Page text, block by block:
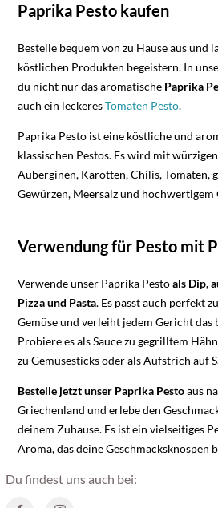
Paprika Pesto kaufen
Bestelle bequem von zu Hause aus und
köstlichen Produkten begeistern. In
du nicht nur das aromatische Paprika
auch ein leckeresTomaten Pesto.
Paprika Pesto ist eine köstliche und
klassischen Pestos. Es wird mit
Auberginen, Karotten, Chilis, Tomaten,
Gewürzen, Meersalz und
Verwendung für Pesto mit
Verwende unser Paprika Pestoals Dip,
Pizza und Pasta. Es passt auch perfekt
Gemüse und verleiht jedem Gericht das
Probiere es als Sauce zu gegrilltem
zu Gemüsesticks oder als Aufstrich auf
Bestelle jetzt unser Paprika Pestoaus
Griechenland und erlebe den
deinem Zuhause. Es ist ein vielseitiges
Aroma, das deine Geschmacksknospen
Du findest uns auch bei: